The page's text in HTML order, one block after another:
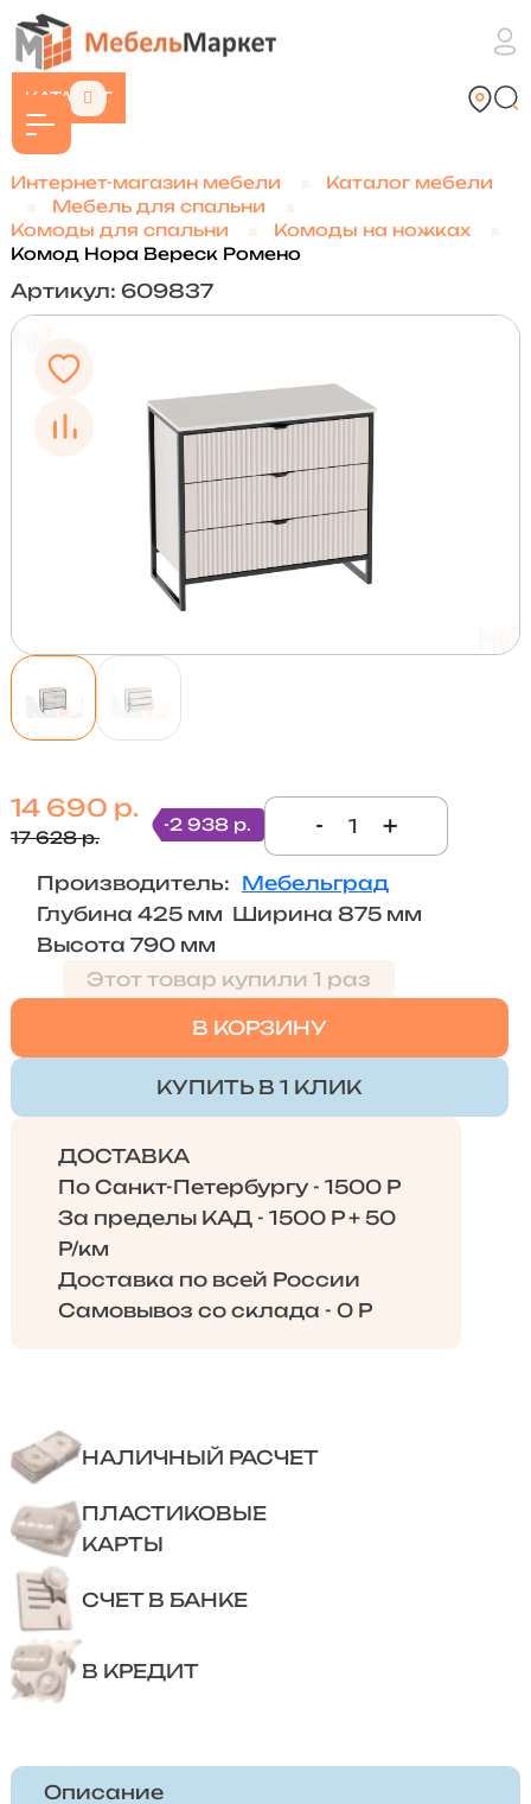
КАТАЛОГ
Интернет-магазин мебели
Каталог мебели
Мебель для спальни
Комоды для спальни
Комоды на ножках
Комод Нора Вереск Ромено
Артикул: 609837
14 690 р.
17 628 р.
-2 938 р. - +
Производитель: Мебельград
Глубина 425 мм Ширина 875 мм
Высота 790 мм
Этот товар купили 1 раз
В КОРЗИНУ
КУПИТЬ В 1 КЛИК
ДОСТАВКА
По Санкт-Петербургу - 1500 Р
За пределы КАД - 1500 Р + 50
Р/км
Доставка по всей России
Самовывоз со склада - 0 Р
НАЛИЧНЫЙ РАСЧЕТ
ПЛАСТИКОВЫЕ
КАРТЫ
СЧЕТ В БАНКЕ
В КРЕДИТ
Описание